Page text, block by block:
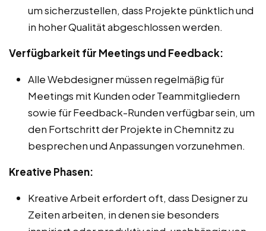
um sicherzustellen, dass Projekte pünktlich und
in hoher Qualität abgeschlossen werden.
Verfügbarkeit für Meetings und Feedback:
Alle Webdesigner müssen regelmäßig für
Meetings mit Kunden oder Teammitgliedern
sowie für Feedback-Runden verfügbar sein, um
den Fortschritt der Projekte in Chemnitz zu
besprechen und Anpassungen vorzunehmen.
Kreative Phasen:
Kreative Arbeit erfordert oft, dass Designer zu
Zeiten arbeiten, in denen sie besonders